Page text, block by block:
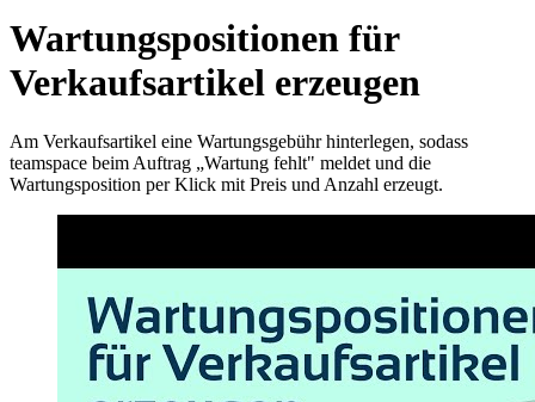
Wartungspositionen für
Verkaufsartikel erzeugen
Am Verkaufsartikel eine Wartungsgebühr hinterlegen, sodass
teamspace beim Auftrag „Wartung fehlt" meldet und die
Wartungsposition per Klick mit Preis und Anzahl erzeugt.